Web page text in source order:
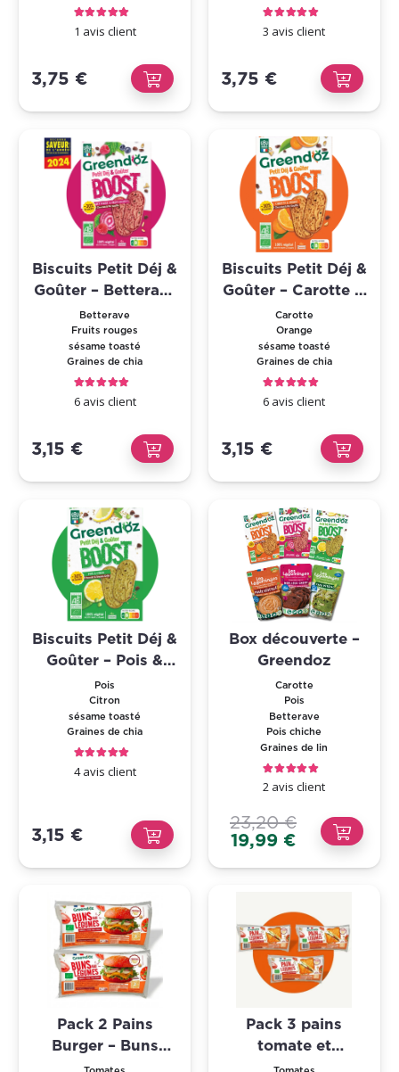
5.00
1 avis client
3,75 €
5.00
3 avis client
3,75 €
Biscuits Petit Déj &
Goûter – Betterave
& Fruits rouges
Betterave
Fruits rouges
sésame toasté
Graines de chia
5.00
6avis client
3,15 €
Biscuits Petit Déj &
Goûter – Carotte &
Orange
Carotte
Orange
sésame toasté
Graines de chia
5.00
6 avis client
3,15 €
Biscuits Petit Déj &
Goûter – Pois &
Citron
Pois
Citron
sésame toasté
Graines de chia
5.00
4avis client
3,15 €
Box découverte –
Greendoz
Carotte
Pois
Betterave
Pois chiche
Graines de lin
Note 5.00 sur 5
2 avis client
23,20€
Le
prix
initial
23,20 €.
19,99 €Le
actuel
19,99 €.
Pack 2 Pains
Burger – Buns
légumes – Tomate,
Pack 3 pains
tomate et
légumineuses